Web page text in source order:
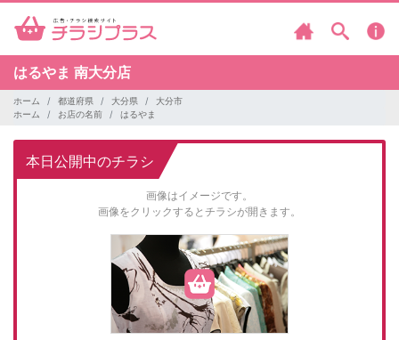
はるやま 南大分店
ホーム 都道府県 大分県
大分市
ホーム
お店の名前 はるやま
本日公開中のチラシ
画像はイメージです。
画像をクリックするとチラシが開きます。